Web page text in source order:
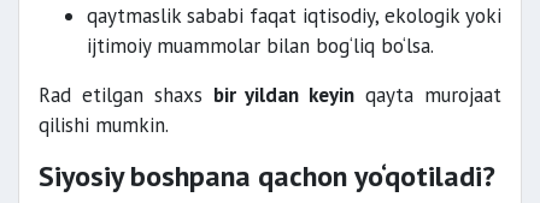
qaytmaslik sababi faqat iqtisodiy, ekologik yoki
ijtimoiy muammolar bilan bog‘liq bo‘lsa.
Rad etilgan shaxs bir yildan keyin qayta murojaat
qilishi mumkin.
Siyosiy boshpana qachon yo‘qotiladi?